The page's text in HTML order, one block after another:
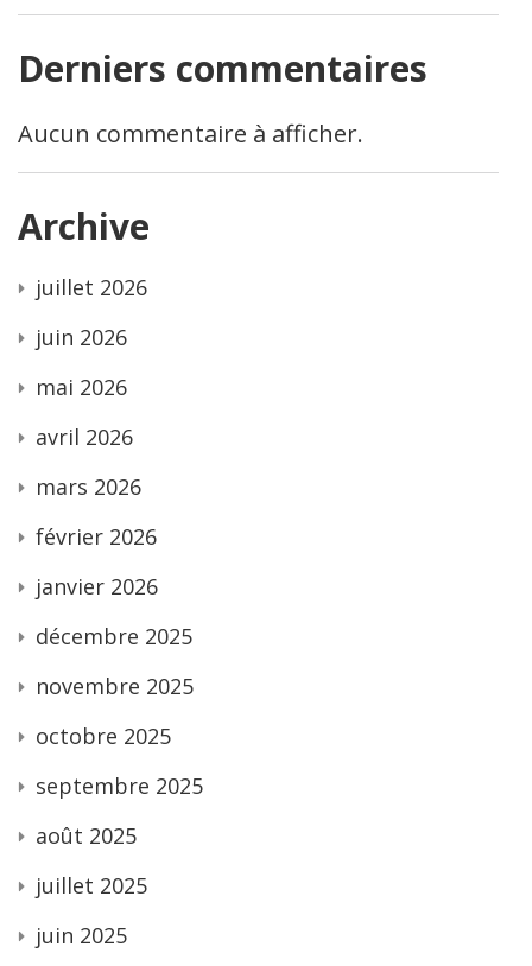
Derniers commentaires
Aucun commentaire à afficher.
Archive
juillet 2026
juin 2026
mai 2026
avril 2026
mars 2026
février 2026
janvier 2026
décembre 2025
novembre 2025
octobre 2025
septembre 2025
août 2025
juillet 2025
juin 2025